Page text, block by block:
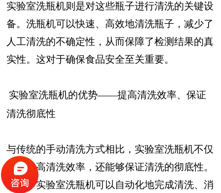
实验室洗瓶机则是对这些瓶子进行清洗的关键设
备。洗瓶机可以快速、高效地清洗瓶子，减少了
人工清洗的不确定性，从而保障了检测结果的真
实性。这对于确保食品安全至关重要。
实验室洗瓶机的优势——提高清洗效率、保证
清洗彻底性
与传统的手动清洗方式相比，实验室洗瓶机不仅
能够提高清洗效率，还能够保证清洗的彻底性。
同时，实验室洗瓶机可以自动化地完成清洗、消